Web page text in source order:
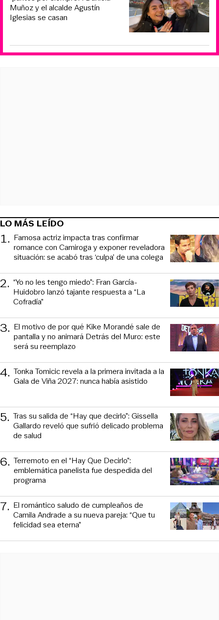
Muñoz y el alcalde Agustín
Iglesias se casan
LO MÁS LEÍDO
1. Famosa actriz impacta tras confirmar
romance con Camiroga y exponer reveladora
situación: se acabó tras ‘culpa’ de una colega
2. “Yo no les tengo miedo”: Fran García-
Huidobro lanzó tajante respuesta a “La
Cofradía”
3. El motivo de por qué Kike Morandé sale de
pantalla y no animará Detrás del Muro: este
será su reemplazo
4. Tonka Tomicic revela a la primera invitada a la
Gala de Viña 2027: nunca había asistido
5. Tras su salida de “Hay que decirlo”: Gissella
Gallardo reveló que sufrió delicado problema
de salud
6. Terremoto en el “Hay Que Decirlo”:
emblemática panelista fue despedida del
programa
7. El romántico saludo de cumpleaños de
Camila Andrade a su nueva pareja: “Que tu
felicidad sea eterna”